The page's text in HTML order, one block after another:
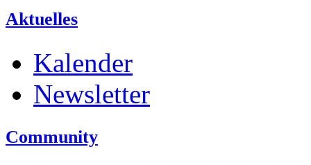
Aktuelles
Kalender
Newsletter
Community